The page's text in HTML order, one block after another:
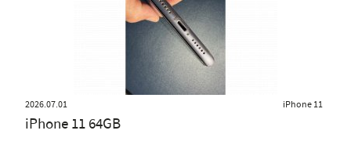
2026.07.01 iPhone 11
iPhone 11 64GB